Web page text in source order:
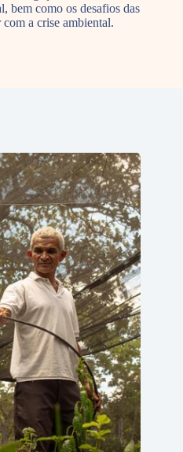
bem como os desafios das
a crise ambiental.